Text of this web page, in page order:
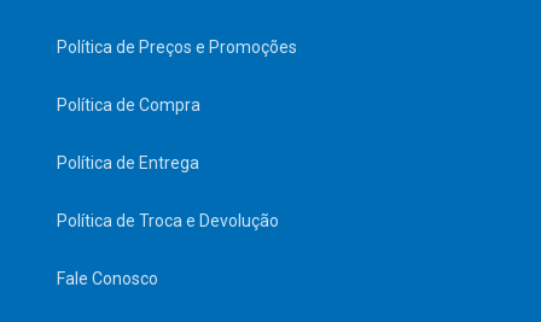
Política de Preços e Promoções
Política de Compra
Política de Entrega
Política de Troca e Devolução
Fale Conosco